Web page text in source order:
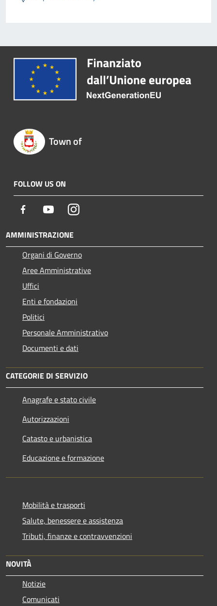
Town of
FOLLOW US ON
Facebook YoutubeInstagram
AMMINISTRAZIONE
Organi di Governo
Aree Amministrative
Uffici
Enti e fondazioni
Politici
Personale Amministrativo
Documenti e dati
CATEGORIE DI SERVIZIO
Anagrafe e stato civile
Autorizzazioni
Catasto e urbanistica
Educazione e formazione
Mobilità e trasporti
Salute, benessere e assistenza
Tributi, finanze e contravvenzioni
NOVITÀ
Notizie
Comunicati